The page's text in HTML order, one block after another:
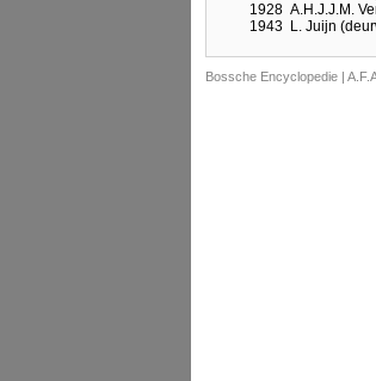
1928 A.H.J.J.M.
1943 L. Juijn
Bossche Encyclopedie |